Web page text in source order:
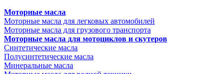
Моторные масла
Моторные масла для легковых автомобилей
Моторные масла для грузового транспорта
Моторные масла для мотоциклов и скутеров
Синтетические масла
Полусинтетические масла
Минеральные масла